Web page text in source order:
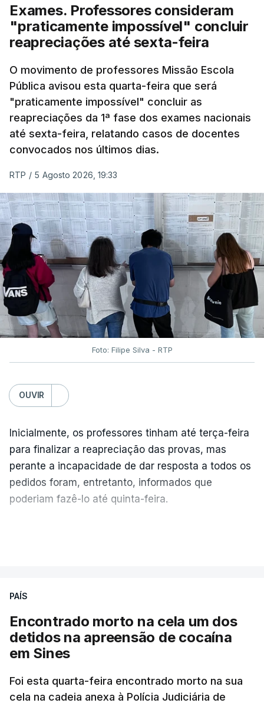
Exames. Professores consideram
"praticamente impossível" concluir
reapreciações até sexta-feira
O movimento de professores Missão Escola
Pública avisou esta quarta-feira que será
"praticamente impossível" concluir as
reapreciações da 1ª fase dos exames nacionais
até sexta-feira, relatando casos de docentes
convocados nos últimos dias.
RTP / 5 Agosto 2026, 19:33
Foto: Filipe Silva - RTP
OUVIR
Inicialmente, os professores tinham até terça-feira
para finalizar a reapreciação das provas, mas
perante a incapacidade de dar resposta a todos os
pedidos foram, entretanto, informados que
poderiam fazê-lo até quinta-feira.
No domingo, estavam concluídos cerca de 50 por
cento dos mais de 20 mil pedidos de reapreciação,
mas Cristina Mota, porta-voz da Missão Escola
Pública, tem dúvidas de que o processo esteja
"Durante o fim de semana e nos últimos dias,
PAÍS
Encontrado morto na cela um dos
detidos na apreensão de cocaína
em Sines
Foi esta quarta-feira encontrado morto na sua
cela na cadeia anexa à Polícia Judiciária de